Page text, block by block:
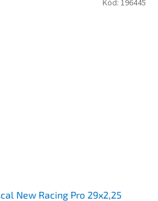
New Racing Pro 29x2,25
Kód: 196445